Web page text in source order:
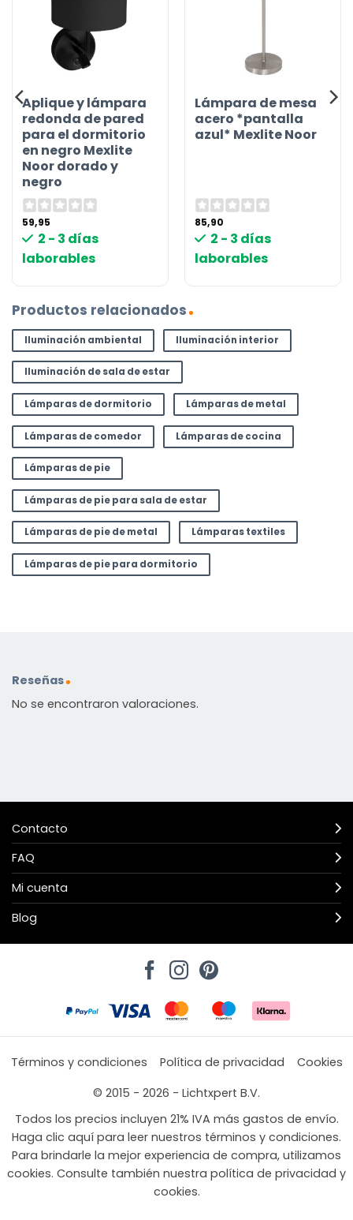
Aplique y lámpara
redonda de pared
para el dormitorio
en negro Mexlite
Noor dorado y
negro
59,95
2 - 3 días
laborables
Lámpara de mesa
acero *pantalla
azul* Mexlite Noor
85,90
2 - 3 días
laborables
Productos relacionados
Iluminación ambiental Iluminación interior
Iluminación de sala de estar
Lámparas de dormitorio Lámparas de metal
Lámparas de comedor Lámparas de cocina
Lámparas de pie
Lámparas de pie para sala de estar
Lámparas de pie de metal Lámparas textiles
Lámparas de pie para dormitorio
Reseñas
No se encontraron valoraciones.
Contacto
FAQ
Mi cuenta
Blog
Términos y condiciones Política de privacidad
Cookies
© 2015 - 2026 - Lichtxpert B.V.
Todos los precios incluyen 21% IVA más gastos de envío.
Haga clic aquí para leer nuestros términos y condiciones.
Para brindarle la mejor experiencia de compra, utilizamos
cookies. Consulte también nuestra política de privacidad y
cookies.